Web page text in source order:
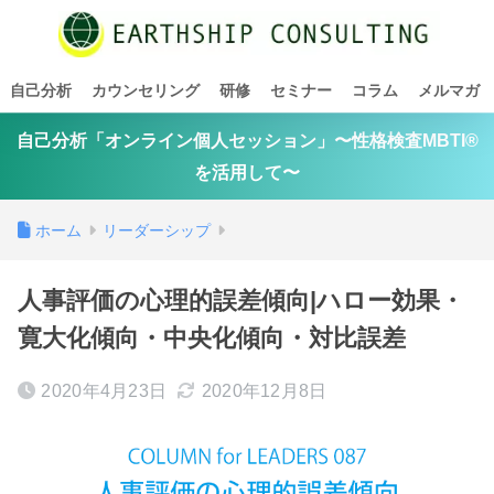
自己分析 カウンセリング 研修 セミナー コラム メルマガ
自己分析「オンライン個人セッション」〜性格検査MBTI®
を活用して〜
ホーム リーダーシップ
人事評価の心理的誤差傾向|ハロー効果・
寛大化傾向・中央化傾向・対比誤差
2020年4月23日 2020年12月8日